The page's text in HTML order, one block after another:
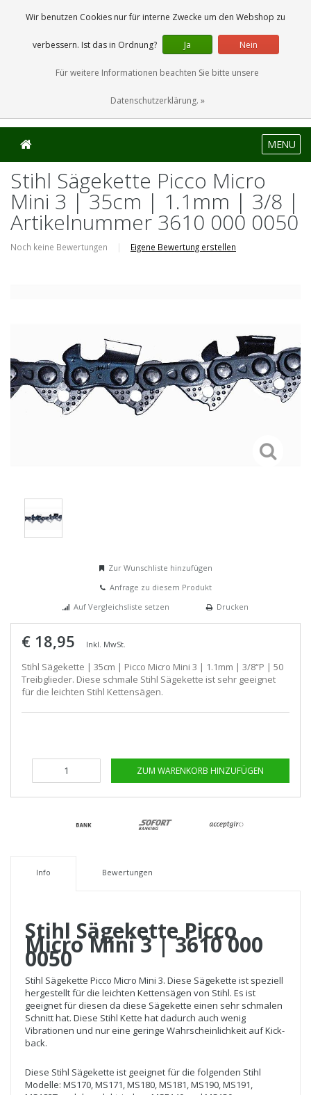
0 Artikel
MENU
Stihl Sägekette Picco Micro
Mini 3 | 35cm | 1.1mm | 3/8 |
Artikelnummer 3610 000 0050
Noch keine Bewertungen | Eigene Bewertung erstellen
Zur Wunschliste hinzufügen
Anfrage zu diesem Produkt
Auf Vergleichsliste setzen
Drucken
€ 18,95 Inkl. MwSt.
Stihl Sägekette | 35cm | Picco Micro Mini 3 | 1.1mm | 3/8“P | 50
Treibglieder. Diese schmale Stihl Sägekette ist sehr geeignet
für die leichten Stihl Kettensägen.
ZUM WARENKORB HINZUFÜGEN
Info Bewertungen
Stihl Sägekette Picco
Micro Mini 3 | 3610 000
0050
Stihl Sägekette Picco Micro Mini 3. Diese Sägekette ist speziell
hergestellt für die leichten Kettensägen von Stihl. Es ist
geeignet für diesen da diese Sägekette einen sehr schmalen
Schnitt hat. Diese Stihl Kette hat dadurch auch wenig
Vibrationen und nur eine geringe Wahrscheinlichkeit auf Kick-
back.
Diese Stihl Sägekette ist geeignet für die folgenden Stihl
Modelle: MS170, MS171, MS180, MS181, MS190, MS191,
Wir benutzen Cookies nur für interne Zwecke um den Webshop zu
verbessern. Ist das in Ordnung? Ja Nein
Für weitere Informationen beachten Sie bitte unsere
Datenschutzerklärung. »